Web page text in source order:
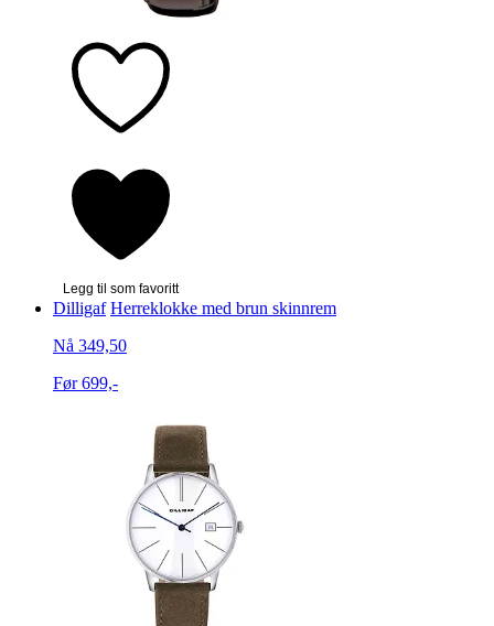
Legg til som favoritt
Dilligaf Herreklokke med brun skinnrem
Nå 349,50
Før 699,-